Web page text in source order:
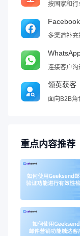
按国家和行
多渠道补充
连接客户沟
领英获客
面向B2B角
重点内容推荐